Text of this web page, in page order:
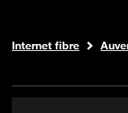
Boutique Orange
Internet fibre